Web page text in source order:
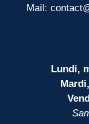
Mail:
Lundi,